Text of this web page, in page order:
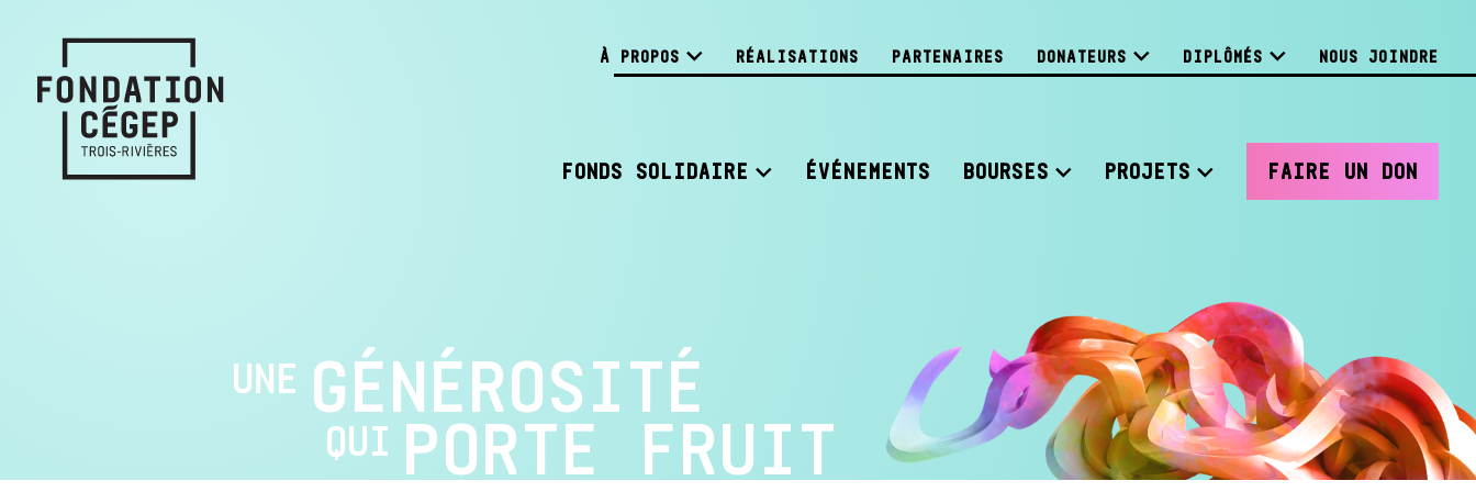
À PROPOS RÉALISATIONS PARTENAIRES DONATEURS DIPLÔMÉS NOUS JOINDRE
FONDS SOLIDAIRE ÉVÉNEMENTS BOURSES PROJETS FAIRE UN DON
UNE GÉNÉROSITÉ
QUI PORTE FRUIT